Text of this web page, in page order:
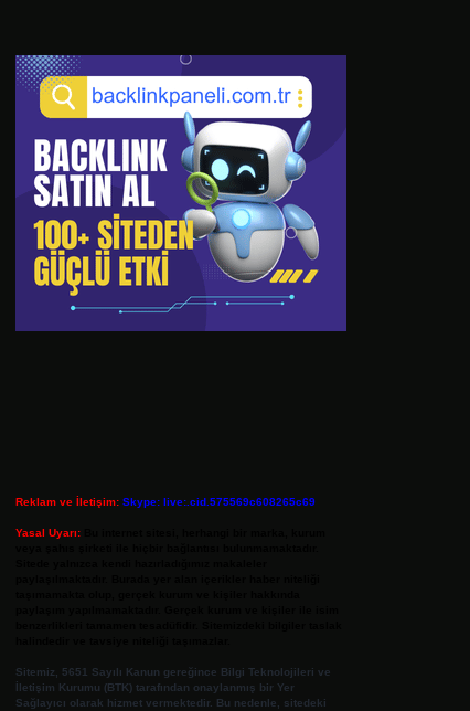
Reklam ve İletişim: Skype: live:.cid.575569c608265c69
Yasal Uyarı:
Sitemiz, 5651 Sayılı Kanun gereğince Bilgi Teknolojileri ve
İletişim Kurumu (BTK) tarafından onaylanmış bir Yer
Sağlayıcı olarak hizmet vermektedir. Bu nedenle, sitedeki